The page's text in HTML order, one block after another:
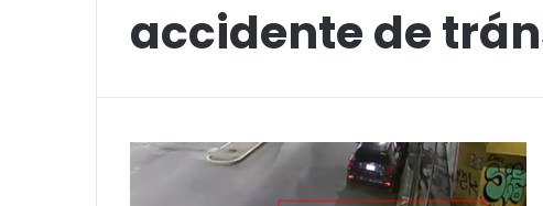
accidente de